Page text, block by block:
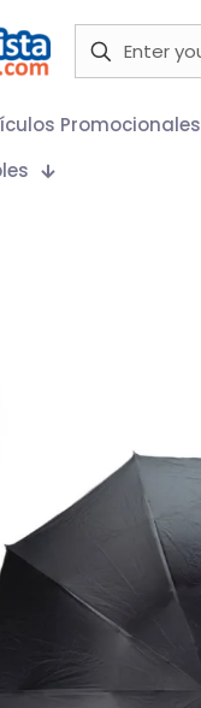
Promocionales